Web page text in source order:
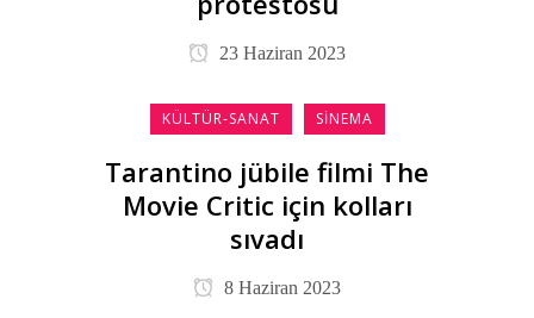
23 Haziran 2023
KÜLTÜR-SANAT SINEMA
Tarantino jübile filmi The
Movie Critic için kolları
sıvadı
8 Haziran 2023